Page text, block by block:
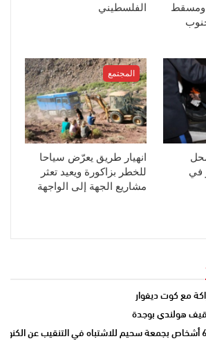
ومسقط
الفلسطيني
في
المجتمع
انهيار طريق يعرّض سياحا
للخطر بزاكورة ويعيد تعثر
مشاريع الجهة إلى الواجهة
مع كوت ديفوار
هولندي بوجدة